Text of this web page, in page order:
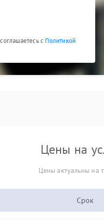
с Политикой
Цены на
Цены актуальны на
Срок